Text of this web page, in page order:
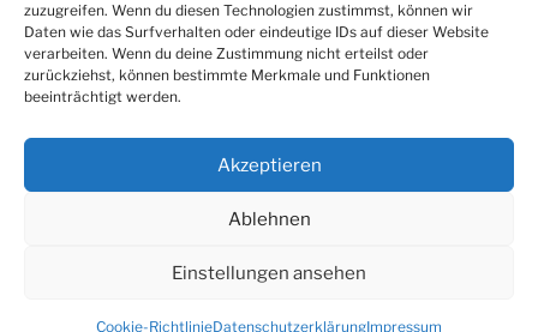
zuzugreifen. Wenn du diesen Technologien zustimmst, können wir
Daten wie das Surfverhalten oder eindeutige IDs auf dieser Website
verarbeiten. Wenn du deine Zustimmung nicht erteilst oder
zurückziehst, können bestimmte Merkmale und Funktionen
beeinträchtigt werden.
Akzeptieren
Ablehnen
Einstellungen ansehen
Cookie-RichtlinieDatenschutzerklärungImpressum
Impressum
Datenschutzerklärung